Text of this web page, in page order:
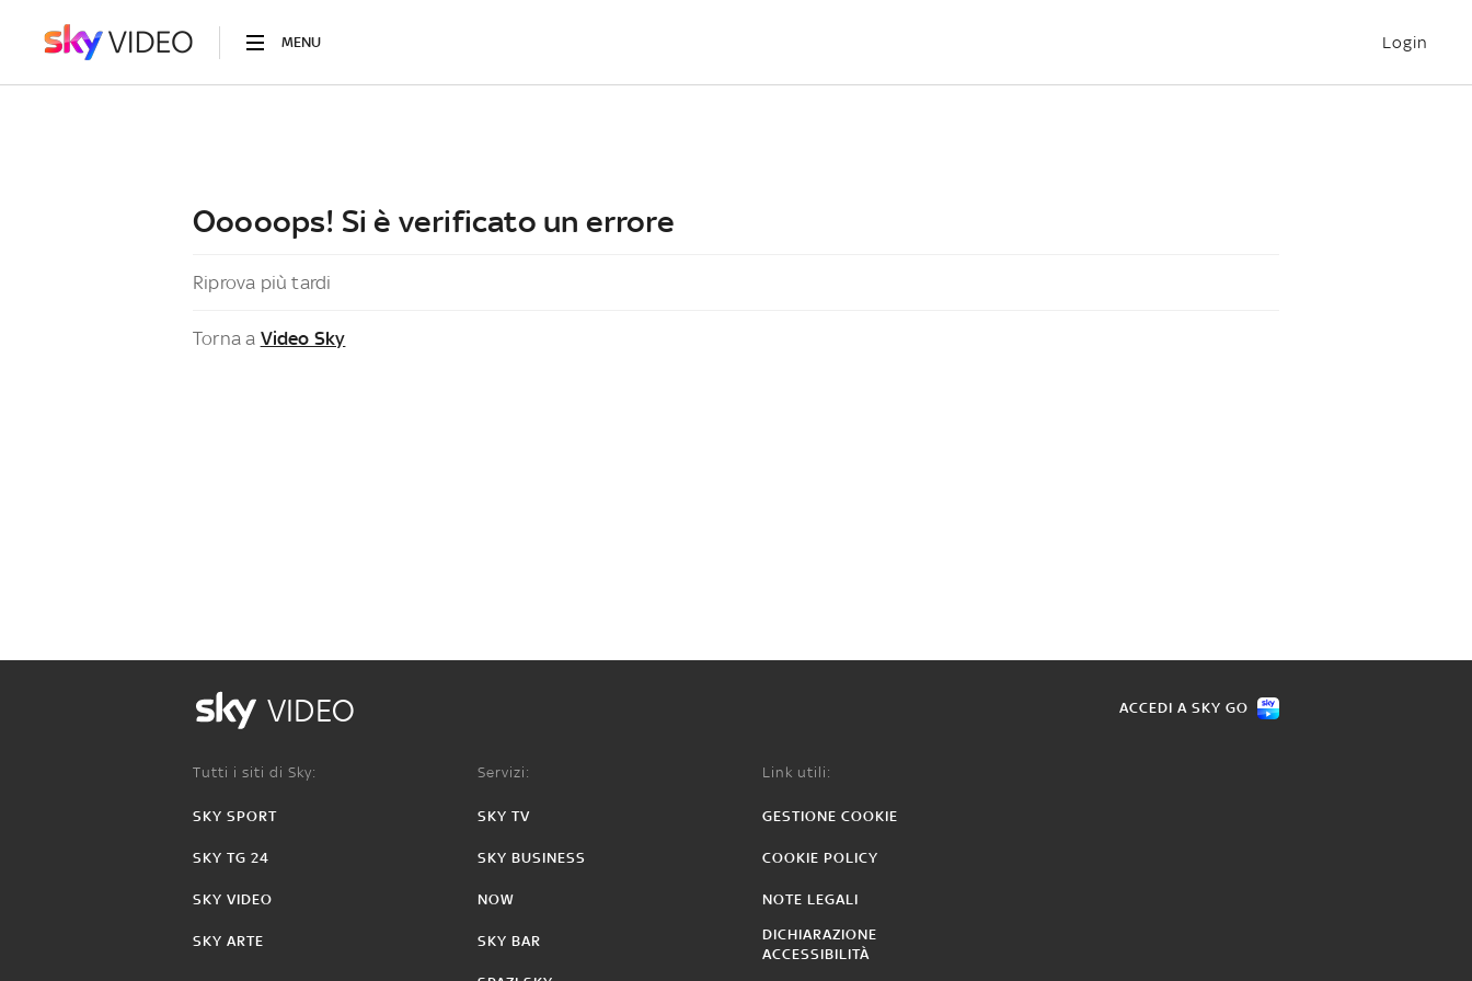
MENU Login
Ooooops! Si è verificato un errore
Riprova più tardi
Torna a Video Sky
VIDEO ACCEDI A SKY GO
Tutti i siti di Sky:
SKY SPORT
SKY TG 24
SKY VIDEO
SKY ARTE
Servizi:
SKY TV
SKY BUSINESS
NOW
SKY BAR
Link utili:
GESTIONE COOKIE
COOKIE POLICY
NOTE LEGALI
DICHIARAZIONE
ACCESSIBILITÀ